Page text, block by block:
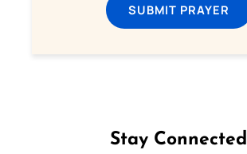
SUBMIT PRAYER
Stay Connected